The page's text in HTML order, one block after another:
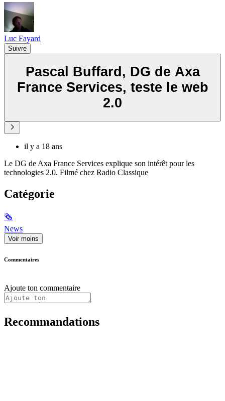
Luc Fayard
Suivre
Pascal Buffard, DG de Axa
France Services, teste le web
2.0
il y a 18 ans
Le DG de Axa France Services explique son intérêt pour les
technologies 2.0. Filmé chez Radio Classique
Catégorie
🗞
News
Voir moins
Commentaires
Ajoute ton commentaire
Recommandations